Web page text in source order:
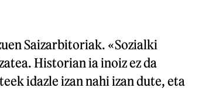
Saizarbitoriak. «Sozialki
Historian ia inoiz ez da
idazle izan nahi izan dute, eta